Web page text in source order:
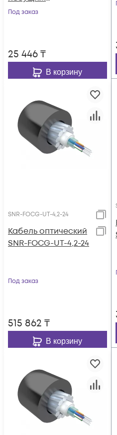
элементом
Под заказ
25 446₸
В корзину
SNR-FOCG-UT-4,2-24
Кабель оптический
SNR-FOCG-UT-4,2-24
Под заказ
515 862 ₸
В корзину